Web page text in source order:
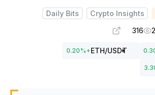
Crypto
Daily Bits
316
ETH/USDT
+
0.20%